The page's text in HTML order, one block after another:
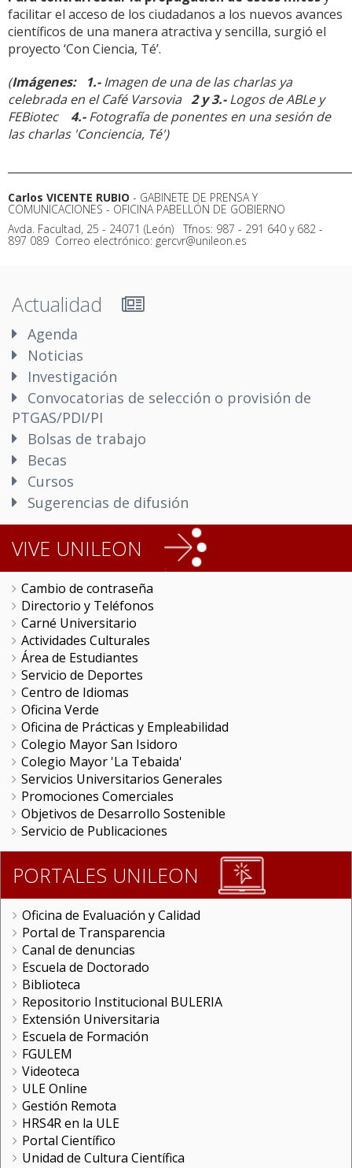
facilitar el acceso de los ciudadanos a los nuevos avances
científicos de una manera atractiva y sencilla, surgió el
proyecto ‘Con Ciencia, Té’.
(Imágenes: 1.-Imagen de una de las charlas ya
celebrada en el Café Varsovia 2 y 3.-Logos de ABLe y
FEBiotec 4.-Fotografía de ponentes en una sesión de
las charlas 'Conciencia, Té')
Carlos VICENTE RUBIO - GABINETE DE PRENSA Y
COMUNICACIONES - OFICINA PABELLÓN DE GOBIERNO
Avda. Facultad, 25 - 24071 (León)  Tfnos: 987 - 291 640 y 682 -
897 089  Correo electrónico: gercvr@unileon.es
Actualidad
Agenda
Noticias
Investigación
Convocatorias de selección o provisión de
PTGAS/PDI/PI
Bolsas de trabajo
Becas
Cursos
Sugerencias de difusión
VIVE UNILEON
Cambio de contraseña
Directorio y Teléfonos
Carné Universitario
Actividades Culturales
Área de Estudiantes
Servicio de Deportes
Centro de Idiomas
Oficina Verde
Oficina de Prácticas y Empleabilidad
Colegio Mayor San Isidoro
Colegio Mayor 'La Tebaida'
Servicios Universitarios Generales
Promociones Comerciales
Objetivos de Desarrollo Sostenible
Servicio de Publicaciones
PORTALES UNILEON
Oficina de Evaluación y Calidad
Portal de Transparencia
Canal de denuncias
Escuela de Doctorado
Biblioteca
Repositorio Institucional BULERIA
Extensión Universitaria
Escuela de Formación
FGULEM
Videoteca
ULE Online
Gestión Remota
HRS4R en la ULE
Portal Científico
Unidad de Cultura Científica